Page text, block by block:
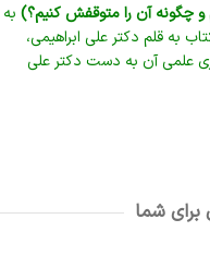
چگونه آن را متوقفش کنیم؟) به
به قلم دکتر علی ابراهیمی،
علمی آن به دست دکتر علی
شما